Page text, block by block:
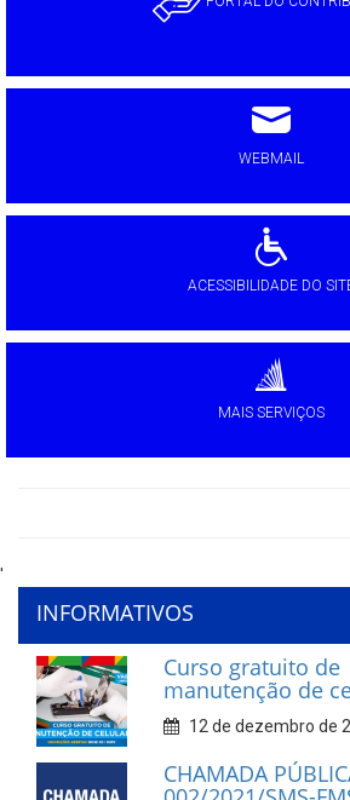
WEBMAIL
ACESSIBILIDADE DO
MAIS SERVIÇOS
'
INFORMATIVOS
Curso gratuito de
manutenção de
12 de dezembro de
CHAMADA